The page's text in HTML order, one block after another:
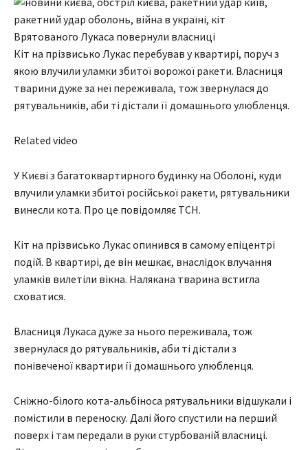
Врятованого Лукаса повернули власниці
Кіт на прізвисько Лукас перебував у квартирі, поруч з
якою влучили уламки збитої ворожої ракети. Власниця
тварини дуже за неї переживала, тож звернулася до
рятувальників, аби ті дістали її домашнього улюбленця.
Related video
У Києві з багатоквартирного будинку на Оболоні, куди
влучили уламки збитої російської ракети, рятувальники
винесли кота. Про це повідомляє ТСН.
Кіт на прізвисько Лукас опинився в самому епіцентрі
подій. В квартирі, де він мешкає, внаслідок влучання
уламків вилетіли вікна. Налякана тварина встигла
сховатися.
Власниця Лукаса дуже за нього переживала, тож
звернулася до рятувальників, аби ті дістали з
понівеченої квартири її домашнього улюбленця.
Сніжно-білого кота-альбіноса рятувальники відшукали і
помістили в переноску. Далі його спустили на перший
поверх і там передали в руки стурбованій власниці.